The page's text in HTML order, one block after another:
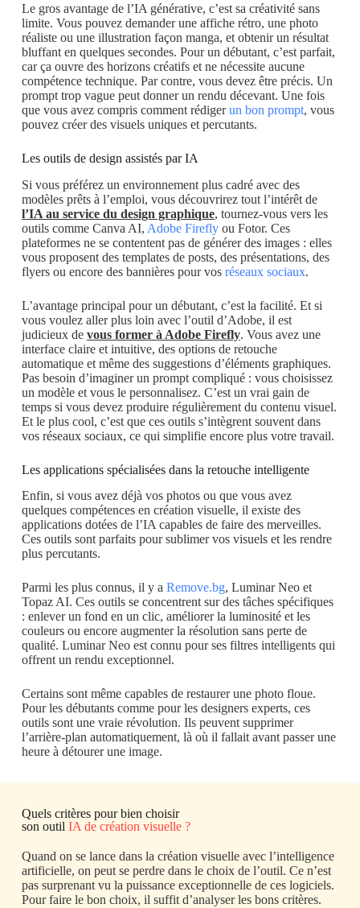
Le gros avantage de l’IA générative, c’est sa créativité sans
limite. Vous pouvez demander une affiche rétro, une photo
réaliste ou une illustration façon manga, et obtenir un résultat
bluffant en quelques secondes. Pour un débutant, c’est parfait,
car ça ouvre des horizons créatifs et ne nécessite aucune
compétence technique. Par contre, vous devez être précis. Un
prompt trop vague peut donner un rendu décevant. Une fois
que vous avez compris comment rédigerun bon prompt, vous
pouvez créer des visuels uniques et percutants.
Les outils de design assistés par IA
Si vous préférez un environnement plus cadré avec des
modèles prêts à l’emploi, vous découvrirez tout l’intérêt de
l’IA au service du design graphique, tournez-vous vers les
outils comme Canva AI, Adobe Fireflyou Fotor. Ces
plateformes ne se contentent pas de générer des images : elles
vous proposent des templates de posts, des présentations, des
flyers ou encore des bannières pour vos réseaux sociaux.
L’avantage principal pour un débutant, c’est la facilité. Et si
vous voulez aller plus loin avec l’outil d’Adobe, il est
judicieux de vous former à Adobe Firefly. Vous avez une
interface claire et intuitive, des options de retouche
automatique et même des suggestions d’éléments graphiques.
Pas besoin d’imaginer un prompt compliqué : vous choisissez
un modèle et vous le personnalisez. C’est un vrai gain de
temps si vous devez produire régulièrement du contenu visuel.
Et le plus cool, c’est que ces outils s’intègrent souvent dans
vos réseaux sociaux, ce qui simplifie encore plus votre travail.
Les applications spécialisées dans la retouche intelligente
Enfin, si vous avez déjà vos photos ou que vous avez
quelques compétences en création visuelle, il existe des
applications dotées de l’IA capables de faire des merveilles.
Ces outils sont parfaits pour sublimer vos visuels et les rendre
plus percutants.
Parmi les plus connus, il y a Remove.bg, Luminar Neo et
Topaz AI. Ces outils se concentrent sur des tâches spécifiques
: enlever un fond en un clic, améliorer la luminosité et les
couleurs ou encore augmenter la résolution sans perte de
qualité. Luminar Neo est connu pour ses filtres intelligents qui
offrent un rendu exceptionnel.
Certains sont même capables de restaurer une photo floue.
Pour les débutants comme pour les designers experts, ces
outils sont une vraie révolution. Ils peuvent supprimer
l’arrière-plan automatiquement, là où il fallait avant passer une
heure à détourer une image.
Quels critères pour bien choisir
son outil IA de création visuelle ?
Quand on se lance dans la création visuelle avec l’intelligence
artificielle, on peut se perdre dans le choix de l’outil. Ce n’est
pas surprenant vu la puissance exceptionnelle de ces logiciels.
Pour faire le bon choix, il suffit d’analyser les bons critères.